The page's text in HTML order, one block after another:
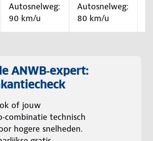
Autosnelweg:
90 km/u
Autosnelweg:
80 km/u
ANWB‑expert:
of jouw
technisch
hogere snelheden.